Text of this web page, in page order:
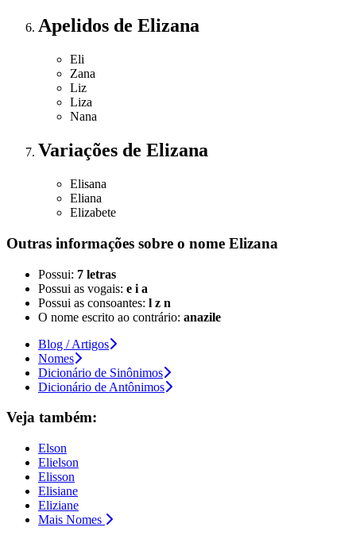
Apelidos de Elizana
Eli
Zana
Liz
Liza
Nana
Variações de Elizana
Elisana
Eliana
Elizabete
Outras informações sobre o nome Elizana
Possui: 7 letras
Possui as vogais: e i a
Possui as consoantes: l z n
O nome escrito ao contrário: anazile
Blog / Artigos
Nomes
Dicionário de Sinônimos
Dicionário de Antônimos
Veja também:
Elson
Elielson
Elisson
Elisiane
Eliziane
Mais Nomes